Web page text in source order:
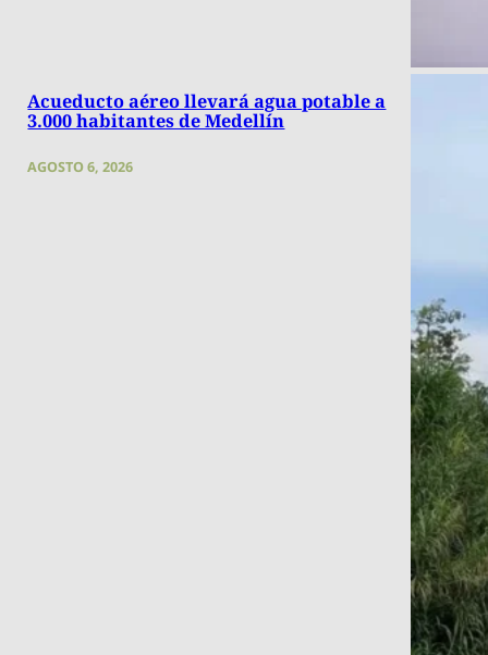
Acueducto aéreo llevará agua potable a
3.000 habitantes de Medellín
AGOSTO 6, 2026